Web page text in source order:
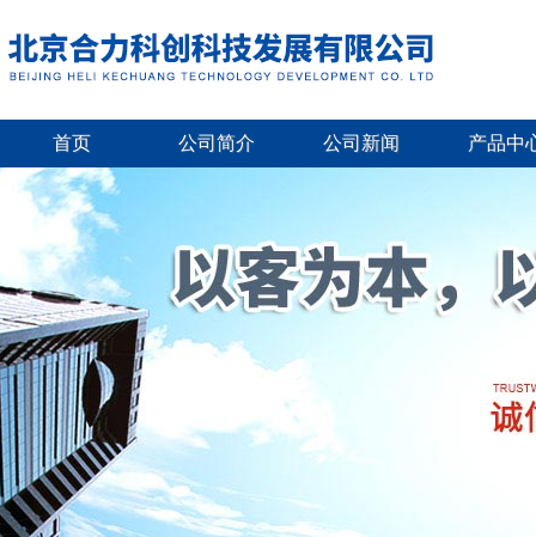
首页 公司简介 公司新闻 产品中